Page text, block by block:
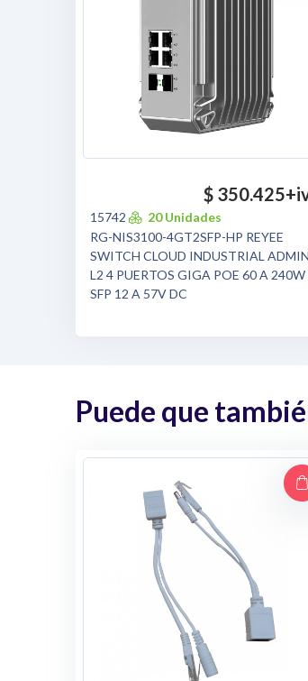
$ 350.425
15742
20 Unidades
RG-NIS3100-4GT2SFP-HP REYEE
SWITCH CLOUD INDUSTRIAL ADMIN
L2 4 PUERTOS GIGA POE 60 A 240W
SFP 12 A 57V DC
Puede que